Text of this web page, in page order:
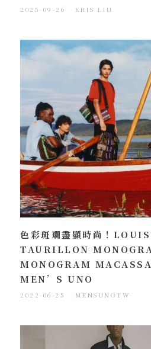
2025-09-26 KRIS LIU
色彩斑斕盡顯時尚！
TAURILLON
MONOGRAM
MEN’S UNO
2022-06-25 MENSUNOTW